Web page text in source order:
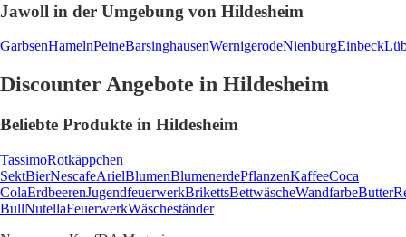
Jawoll in der Umgebung von Hildesheim
GarbsenHamelnPeineBarsinghausenWernigerodeNienburgEinbeck
Discounter Angebote in Hildesheim
Beliebte Produkte in Hildesheim
TassimoRotkäppchen
SektBierNescafeArielBlumenBlumenerdePflanzenKaffeeCoca
ColaErdbeerenJugendfeuerwerkBrikettsBettwäscheWandfarbeButter
BullNutellaFeuerwerkWäscheständer